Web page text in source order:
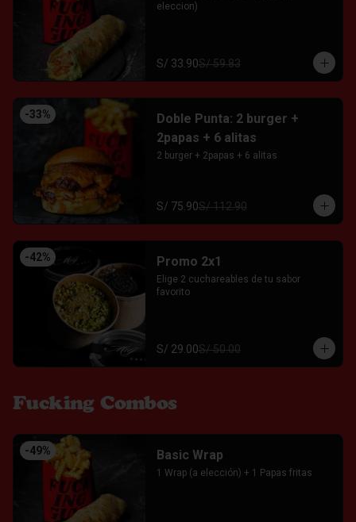
eleccion)
S/ 33.90S/ 59.83
-33%
Doble Punta: 2 burger +
2papas + 6 alitas
2 burger + 2papas + 6 alitas
S/ 75.90S/ 112.90
-42% Promo 2x1
Elige 2 cuchareables de tu sabor
favorito
S/ 29.00S/ 50.00
Fucking Combos
-49% Basic Wrap
1 Wrap (a elección) + 1 Papas fritas